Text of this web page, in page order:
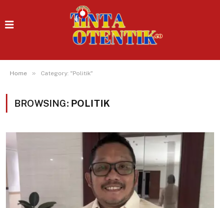
Home » Category: "Politik"
BROWSING: POLITIK